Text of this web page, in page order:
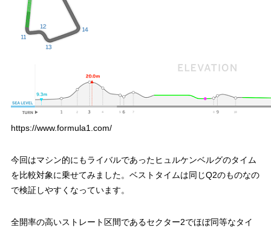
https://www.formula1.com/
今回はマシン的にもライバルであったヒュルケンベルグのタイム
を比較対象に乗せてみました。ベストタイムは同じQ2のものなの
で検証しやすくなっています。
全開率の高いストレート区間であるセクター2でほぼ同等なタイ